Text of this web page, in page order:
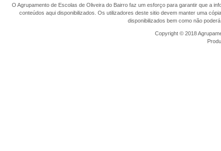
O Agrupamento de Escolas de Oliveira do Bairro faz um esforço para garantir que a
conteúdos aqui disponibilizados. Os utilizadores deste sitio devem manter uma
disponibilizados bem como não
Copyright © 2018